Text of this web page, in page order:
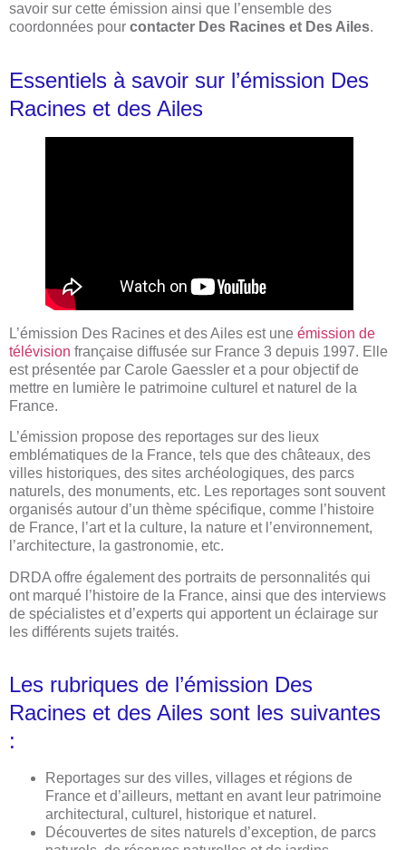
savoir sur cette émission ainsi que l’ensemble des
coordonnées pour contacter Des Racines et Des Ailes.
Essentiels à savoir sur l’émission Des
Racines et des Ailes
L’émission Des Racines et des Ailes est une émission de
télévision française diffusée sur France 3 depuis 1997. Elle
est présentée par Carole Gaessler et a pour objectif de
mettre en lumière le patrimoine culturel et naturel de la
France.
L’émission propose des reportages sur des lieux
emblématiques de la France, tels que des châteaux, des
villes historiques, des sites archéologiques, des parcs
naturels, des monuments, etc. Les reportages sont souvent
organisés autour d’un thème spécifique, comme l’histoire
de France, l’art et la culture, la nature et l’environnement,
l’architecture, la gastronomie, etc.
DRDA offre également des portraits de personnalités qui
ont marqué l’histoire de la France, ainsi que des interviews
de spécialistes et d’experts qui apportent un éclairage sur
les différents sujets traités.
Les rubriques de l’émission Des
Racines et des Ailes sont les suivantes
:
Reportages sur des villes, villages et régions de
France et d’ailleurs, mettant en avant leur patrimoine
architectural, culturel, historique et naturel.
Découvertes de sites naturels d’exception, de parcs